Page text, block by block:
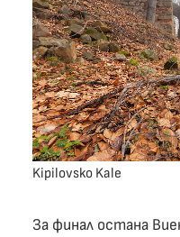
Kipilovsko Kale
За финал остана